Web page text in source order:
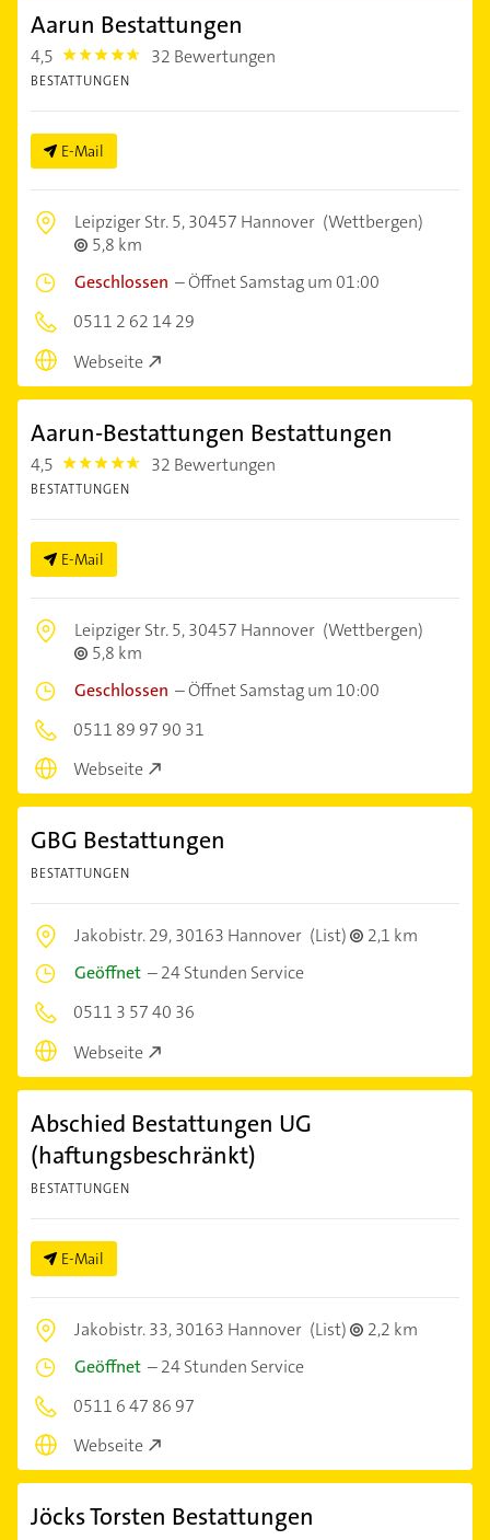
Aarun Bestattungen
4,5 4.5 32 Bewertungen
BESTATTUNGEN
E-Mail
Leipziger Str. 5,30457 Hannover (Wettbergen)
5,8 km
Geschlossen –Öffnet Samstag um 01:00
0511 2 62 14 29
Webseite
Aarun-Bestattungen Bestattungen
4,5 4.5 32 Bewertungen
BESTATTUNGEN
E-Mail
Leipziger Str. 5,30457 Hannover (Wettbergen)
5,8 km
Geschlossen –Öffnet Samstag um 10:00
0511 89 97 90 31
Webseite
GBG Bestattungen
BESTATTUNGEN
Jakobistr. 29,30163 Hannover (List)
2,1 km
Geöffnet –24 Stunden Service
0511 3 57 40 36
Webseite
Abschied Bestattungen UG
(haftungsbeschränkt)
BESTATTUNGEN
E-Mail
Jakobistr. 33,30163 Hannover (List)
2,2 km
Geöffnet –24 Stunden Service
0511 6 47 86 97
Webseite
Jöcks Torsten Bestattungen